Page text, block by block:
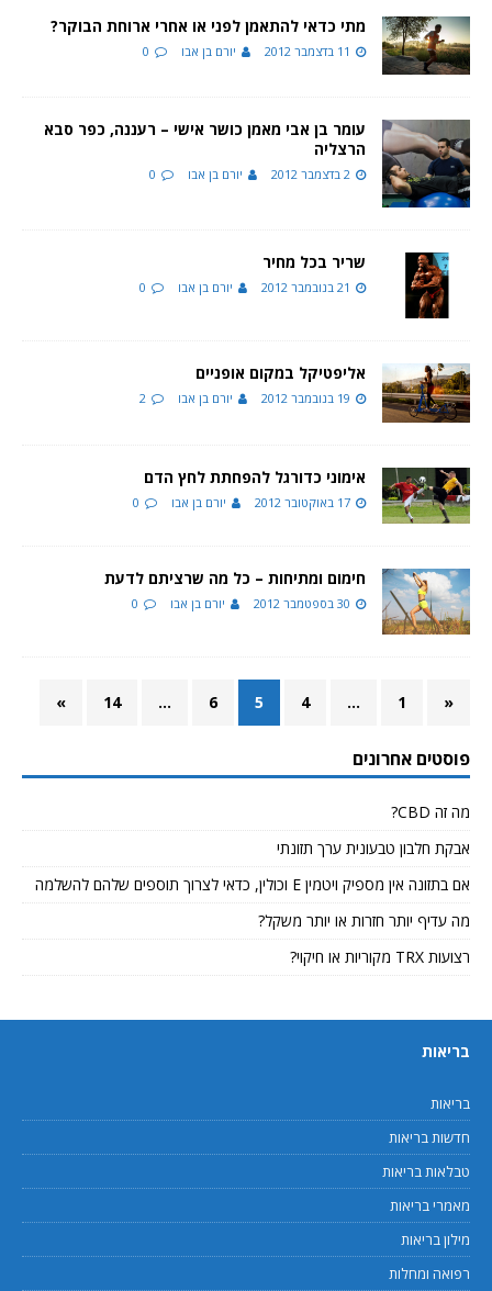
מתי כדאי להתאמן לפני או אחרי ארוחת הבוקר?
11 בדצמבר 2012 יורם בן אבו 0
עומר בן אבי מאמן כושר אישי – רעננה, כפר סבא
הרצליה
2 בדצמבר 2012 יורם בן אבו 0
שריר בכל מחיר
21 בנובמבר 2012 יורם בן אבו 0
אליפטיקל במקום אופניים
19 בנובמבר 2012 יורם בן אבו 2
אימוני כדורגל להפחתת לחץ הדם
17 באוקטובר 2012 יורם בן אבו 0
חימום ומתיחות – כל מה שרציתם לדעת
30 בספטמבר 2012 יורם בן אבו 0
«
1
…
4
5
6
…
14
»
פוסטים אחרונים
מה זה CBD?
אבקת חלבון טבעונית ערך תזונתי
אם בתזונה אין מספיק ויטמין E וכולין, כדאי לצרוך תוספים שלהם להשלמה
מה עדיף יותר חזרות או יותר משקל?
רצועות TRX מקוריות או חיקוי?
בריאות
בריאות
חדשות בריאות
טבלאות בריאות
מאמרי בריאות
מילון בריאות
רפואה ומחלות